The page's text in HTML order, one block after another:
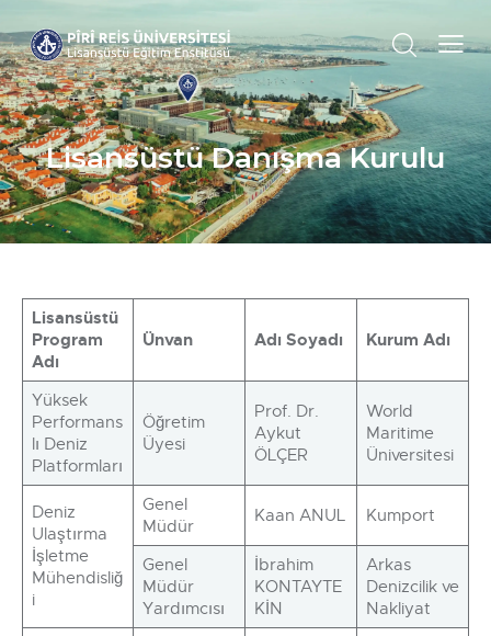
Lisansüstü Danışma Kurulu
Lisansüstü
Program
Adı
Ünvan Adı Soyadı Kurum Adı
Yüksek
Performans
lı Deniz
Platformları
Öğretim
Üyesi
Prof. Dr.
Aykut
ÖLÇER
World
Maritime
Üniversitesi
Deniz
Ulaştırma
İşletme
Mühendisliğ
i
Genel
Müdür
Kaan ANUL Kumport
Genel
Müdür
Yardımcısı
İbrahim
KONTAYTE
KİN
Arkas
Denizcilik ve
Nakliyat